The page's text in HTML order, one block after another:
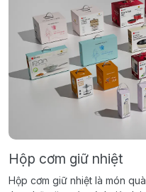
Hộp cơm giữ nhiệt
Hộp cơm giữ nhiệt là món